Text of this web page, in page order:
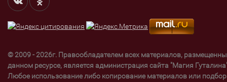
© 2009 - 2026г. Правообладателем всех материалов,
данном ресурсе, является администрация сайта "Магия
Любое использование либо копирование материалов или